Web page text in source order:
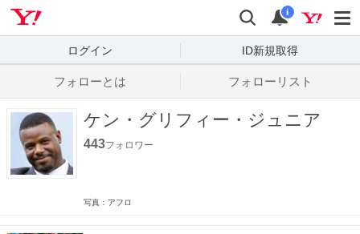
検索
通知
i
ログイン ID新規取得
フォローとは フォローリスト
ケン・グリフィー・ジュニア
443フォロワー
写真：アフロ